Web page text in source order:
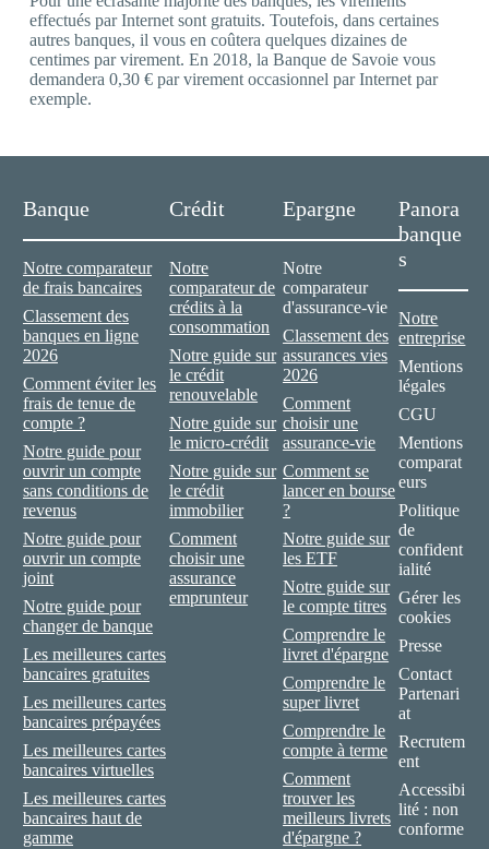
effectués par Internet sont gratuits. Toutefois, dans certaines
autres banques, il vous en coûtera quelques dizaines de
centimes par virement. En 2018, la Banque de Savoie vous
demandera 0,30 € par virement occasionnel par Internet par
exemple.
Banque
Notre comparateur
de frais bancaires
Classement des
banques en ligne
2026
Comment éviter les
frais de tenue de
compte ?
Notre guide pour
ouvrir un compte
sans conditions de
revenus
Notre guide pour
ouvrir un compte
joint
Notre guide pour
changer de banque
Les meilleures cartes
bancaires gratuites
Les meilleures cartes
bancaires prépayées
Les meilleures cartes
bancaires virtuelles
Les meilleures cartes
bancaires haut de
gamme
Crédit
Notre
comparateur de
crédits à la
consommation
Notre guide sur
le crédit
renouvelable
Notre guide sur
le micro-crédit
Notre guide sur
le crédit
immobilier
Comment
choisir une
assurance
emprunteur
Epargne
Notre
comparateur
d'assurance-vie
Classement des
assurances vies
2026
Comment
choisir une
assurance-vie
Comment se
lancer en bourse
?
Notre guide sur
les ETF
Notre guide sur
le compte titres
Comprendre le
livret d'épargne
Comprendre le
super livret
Comprendre le
compte à terme
Comment
trouver les
meilleurs livrets
d'épargne ?
Panora
banque
s
Notre
entreprise
Mentions
légales
CGU
Mentions
comparat
eurs
Politique
de
confident
ialité
Gérer les
cookies
Presse
Contact
Partenari
at
Recrutem
ent
Accessibi
lité : non
conforme